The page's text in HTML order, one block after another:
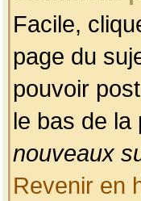
Facile,
page du
pouvoir
le bas de
nouveaux
Revenir en